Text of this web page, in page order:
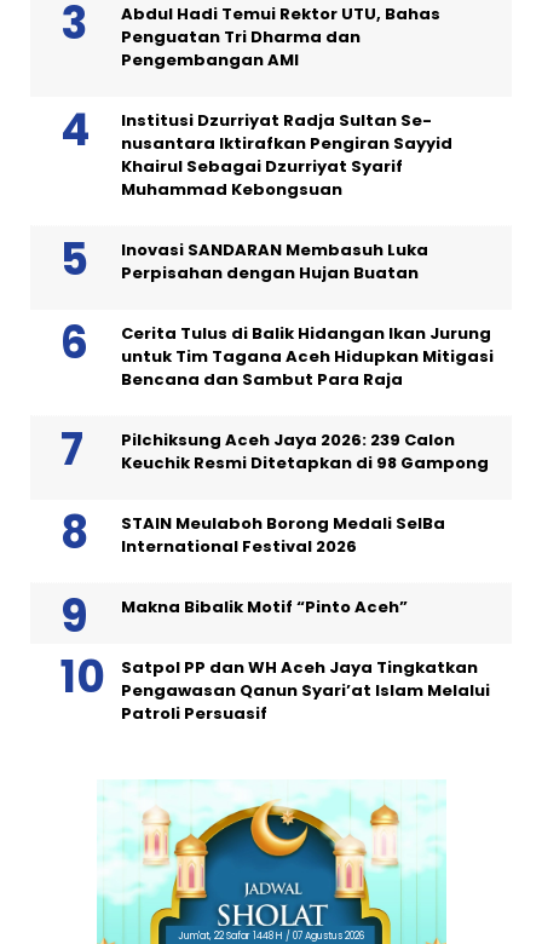
Abdul Hadi Temui Rektor UTU, Bahas
Penguatan Tri Dharma dan
Pengembangan AMI
Institusi Dzurriyat Radja Sultan Se-
nusantara Iktirafkan Pengiran Sayyid
Khairul Sebagai Dzurriyat Syarif
Muhammad Kebongsuan
Inovasi SANDARAN Membasuh Luka
Perpisahan dengan Hujan Buatan
Cerita Tulus di Balik Hidangan Ikan Jurung
untuk Tim Tagana Aceh Hidupkan Mitigasi
Bencana dan Sambut Para Raja
Pilchiksung Aceh Jaya 2026: 239 Calon
Keuchik Resmi Ditetapkan di 98 Gampong
STAIN Meulaboh Borong Medali SeIBa
International Festival 2026
Makna Bibalik Motif “Pinto Aceh”
Satpol PP dan WH Aceh Jaya Tingkatkan
Pengawasan Qanun Syari’at Islam Melalui
Patroli Persuasif
Jum'at, 22 Safar 1448 H / 07 Agustus 2026